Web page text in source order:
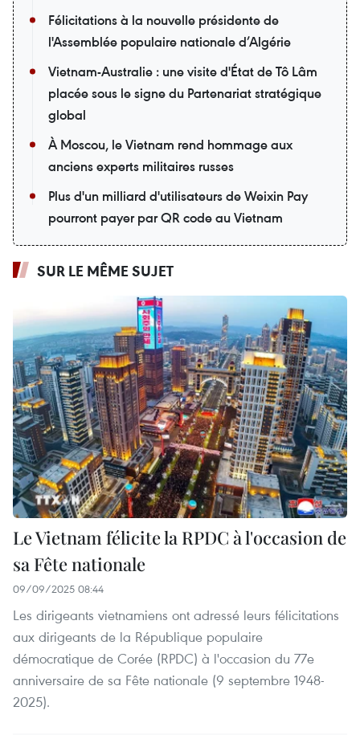
Félicitations à la nouvelle présidente de
l'Assemblée populaire nationale d’Algérie
Vietnam-Australie : une visite d'État de Tô Lâm
placée sous le signe du Partenariat stratégique
global
À Moscou, le Vietnam rend hommage aux
anciens experts militaires russes
Plus d'un milliard d'utilisateurs de Weixin Pay
pourront payer par QR code au Vietnam
SUR LE MÊME SUJET
Le Vietnam félicite la RPDC à l'occasion de
sa Fête nationale
09/09/2025 08:44
Les dirigeants vietnamiens ont adressé leurs félicitations
aux dirigeants de la République populaire
démocratique de Corée (RPDC) à l'occasion du 77e
anniversaire de sa Fête nationale (9 septembre 1948-
2025).